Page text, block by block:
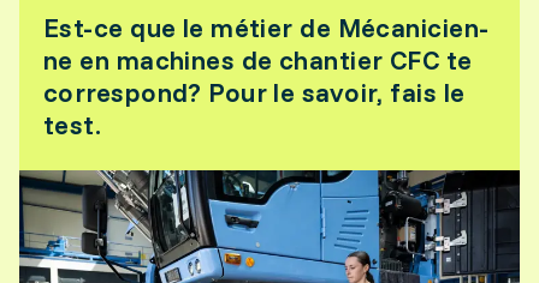
Est-ce que le métier de Mécanicien-
ne en machines de chantier CFC te
correspond? Pour le savoir, fais le
test.